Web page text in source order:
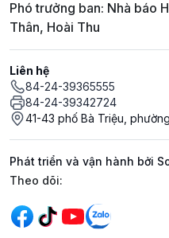
Phó trưởng ban: Nhà báo
Thân, Hoài Thu
Liên hệ
84-24-39365555
84-24-39342724
41-43 phố Bà Triệu,
Phát triển và vận hành bởi
Mạng xã hội
Theo dõi: